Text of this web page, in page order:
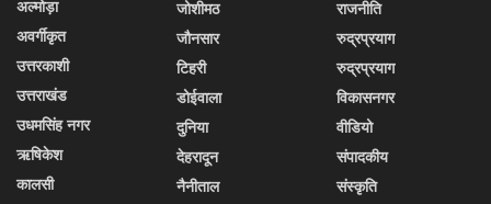
अल्मोड़ा
अवर्गीकृत
उत्तरकाशी
उत्तराखंड
उधमसिंह नगर
ऋषिकेश
कालसी
जोशीमठ
जौनसार
टिहरी
डोईवाला
दुनिया
देहरादून
नैनीताल
राजनीति
रुद्रप्रयाग
रुद्रप्रयाग
विकासनगर
वीडियो
संपादकीय
संस्कृति